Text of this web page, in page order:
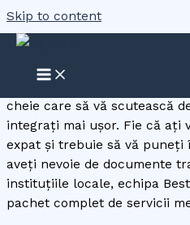
Skip to content
Traduceri și
cheie care să vă scutească
integrați mai ușor. Fie că ați
expat și trebuie să vă puneți
aveți nevoie de documente
instituțiile locale, echipa
pachet complet de servicii